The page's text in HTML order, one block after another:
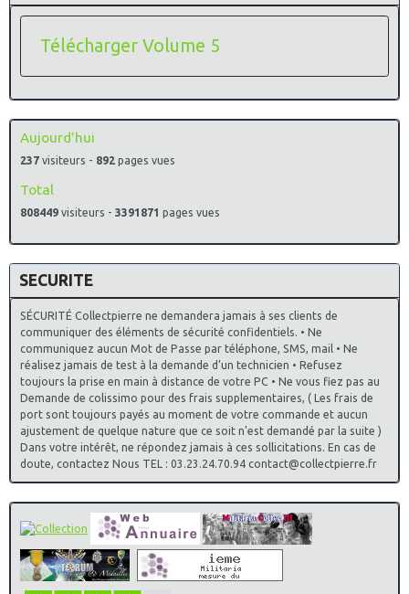
Télécharger Volume 5
Aujourd'hui
237 visiteurs - 892 pages vues
Total
808449 visiteurs - 3391871 pages vues
SECURITE
SÉCURITÉ Collectpierre ne demandera jamais à ses clients de
communiquer des éléments de sécurité confidentiels. • Ne
communiquez aucun Mot de Passe par téléphone, SMS, mail • Ne
réalisez jamais de test à la demande d’un technicien • Refusez
toujours la prise en main à distance de votre PC • Ne vous fiez pas au
Demande de colissimo pour des frais supplementaires, ( Les frais de
port sont toujours payés au moment de votre commande et aucun
ajustement de quelque nature que ce soit n'est demandé par la suite )
Dans votre intérêt, ne répondez jamais à ces sollicitations. En cas de
doute, contactez Nous TEL : 03.23.24.70.94 contact@collectpierre.fr